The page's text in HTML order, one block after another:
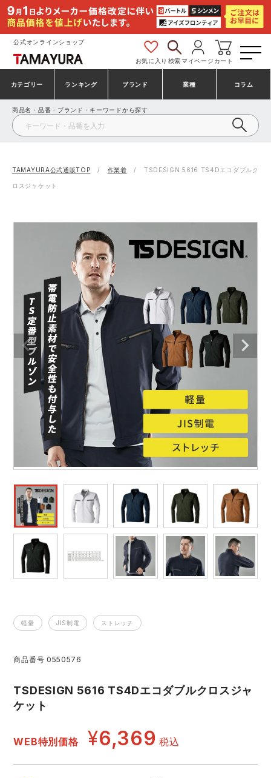
公式オンラインショップ
お気に入り 検索マイページ カート
カテゴリー
安全靴・作業靴
事務服・オフィスウェア
防寒着
作業用手袋
アウトドア・スポーツ
ワークスーツ
コンプレッションウェア
作業用ポロシャツ
安全保護具
レインウェア・カッパ
ヤッケ
ランキング
安全靴ランキング
安全靴スニーカーランキング
アシックス安全靴ランキング
ミズノ安全靴ランキング
作業着ランキング
アウトドアウェアランキング
つなぎランキング
空調服ランキング
コンプレッションウェアランキング
作業用ポロシャツランキング
作業用手袋ランキング
レインウェアランキング
アイトス ランキング
ジーベック ランキング
ブランド
アシックス
プーマ コンバース（CONVERSE）
アイズフロンティア TSDESIGN
コーコス ジーベック
クロダルマ 桑和
山田辰 クレヒフク
おたふく手袋
住商モンブラン ボンマックス
GUSH FORCE CUP
GDジャパン カーシーカシマ
シンメン 日進ゴム
エアークラフト
サーヴォ セロリー 大阪支店
業種
建設・建築作業服
製造・工場作業服
電気・設備作業服
配達・営業作業服
自動車整備士作業服
DIY・日曜大工作業服
飲食店ユニフォーム
運送・倉庫作業服
清掃・ビルメンテ作業服
夜間・高視認性安全服
コラム
商品名・品番・ブランド・キーワードから探す
TAMAYURA公式通販TOP 作業着 TSDESIGN 5616 TS4Dエコダブルク
ロスジャケット
軽量 JIS制電 ストレッチ
商品番号 0550576
TSDESIGN 5616 TS4Dエコダブルクロスジャ
ケット
WEB特別価格 ¥6,369 税込